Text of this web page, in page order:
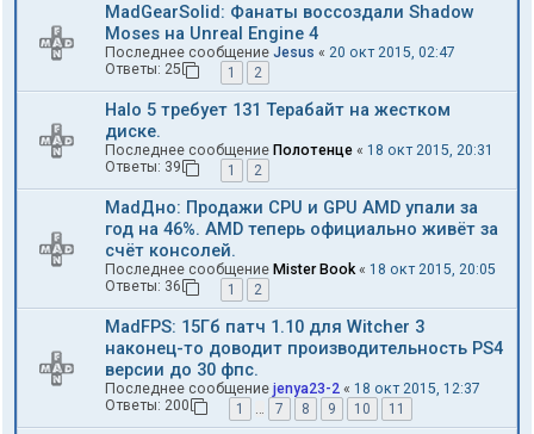
MadGearSolid: Фанаты воссоздали Shadow
Moses на Unreal Engine 4
Последнее сообщение Jesus « 20 окт 2015, 02:47
Ответы: 25 1 2
Halo 5 требует 131 Терабайт на жестком
диске.
Последнее сообщение Полотенце « 18 окт 2015, 20:31
Ответы: 39 1 2
MadДно: Продажи CPU и GPU AMD упали за
год на 46%. AMD теперь официально живёт за
счёт консолей.
Последнее сообщение Mister Book« 18 окт 2015, 20:05
Ответы: 36 1 2
MadFPS: 15Гб патч 1.10 для Witcher 3
наконец-то доводит производительность PS4
версии до 30 фпс.
Последнее сообщение jenya23-2 « 18 окт 2015, 12:37
Ответы: 200 1 … 7 8 9 10 11